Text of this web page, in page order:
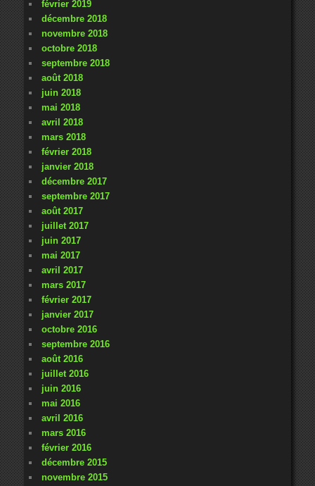
février 2019
décembre 2018
novembre 2018
octobre 2018
septembre 2018
août 2018
juin 2018
mai 2018
avril 2018
mars 2018
février 2018
janvier 2018
décembre 2017
septembre 2017
août 2017
juillet 2017
juin 2017
mai 2017
avril 2017
mars 2017
février 2017
janvier 2017
octobre 2016
septembre 2016
août 2016
juillet 2016
juin 2016
mai 2016
avril 2016
mars 2016
février 2016
décembre 2015
novembre 2015